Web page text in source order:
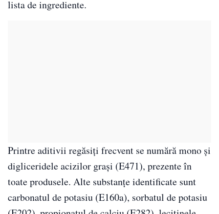
lista de ingrediente.
Printre aditivii regăsiți frecvent se numără mono și
digliceridele acizilor grași (E471), prezente în
toate produsele. Alte substanțe identificate sunt
carbonatul de potasiu (E160a), sorbatul de potasiu